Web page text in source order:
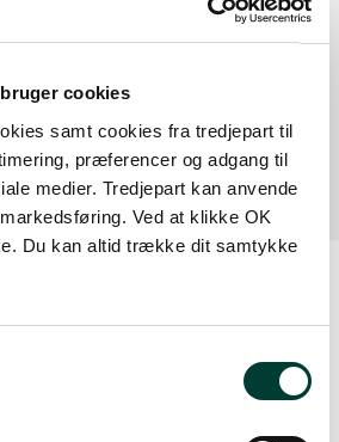
cookies
samt cookies fra tredjepart til
præferencer og adgang til
medier. Tredjepart kan anvende
Ved at klikke OK
Du kan altid trække dit samtykke